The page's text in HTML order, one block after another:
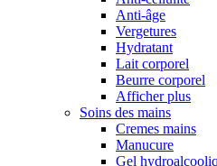
Anti-âge
Vergetures
Hydratant
Lait corporel
Beurre corporel
Afficher plus
Soins des mains
Cremes mains
Manucure
Gel